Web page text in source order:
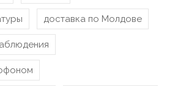
доставка по Молдове